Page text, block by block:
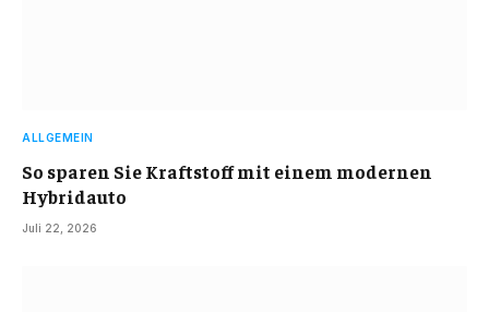
ALLGEMEIN
So sparen Sie Kraftstoff mit einem modernen
Hybridauto
Juli 22, 2026